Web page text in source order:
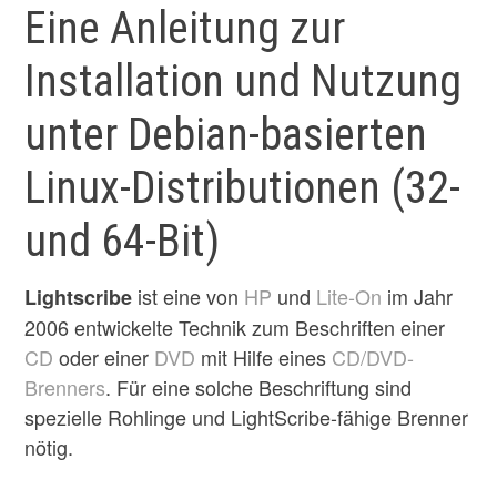
Eine Anleitung zur
Installation und Nutzung
unter Debian-basierten
Linux-Distributionen (32-
und 64-Bit)
Lightscribe ist eine von HP und Lite-On im Jahr
2006 entwickelte Technik zum Beschriften einer
CD oder einer DVD mit Hilfe eines CD/DVD-
Brenners. Für eine solche Beschriftung sind
spezielle Rohlinge und LightScribe-fähige Brenner
nötig.